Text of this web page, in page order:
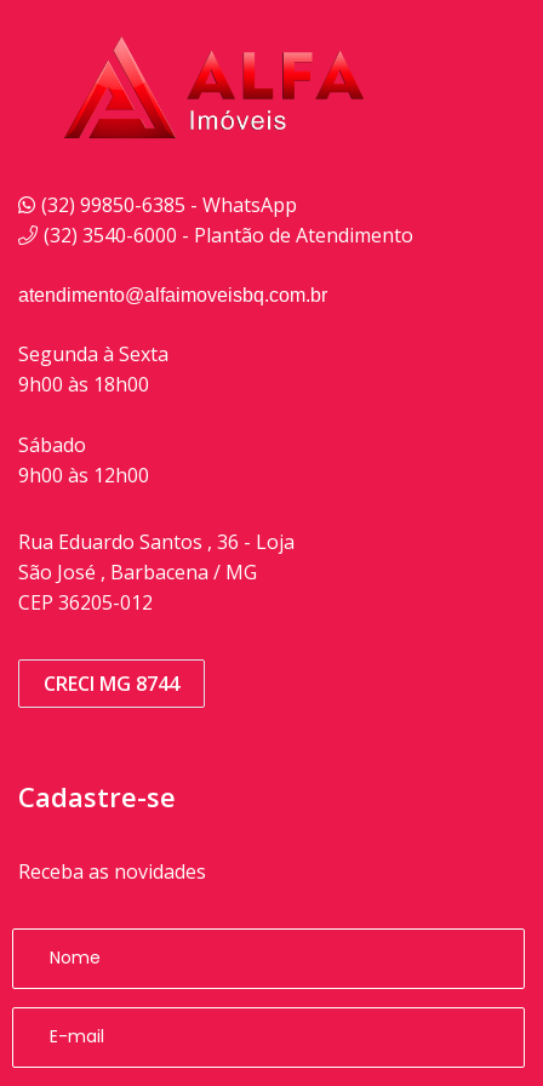
(32) 99850-6385 - WhatsApp
(32) 3540-6000 - Plantão de Atendimento
atendimento@alfaimoveisbq.com.br
Segunda à Sexta
9h00 às 18h00
Sábado
9h00 às 12h00
Rua Eduardo Santos , 36 - Loja
São José , Barbacena / MG
CEP 36205-012
CRECI MG 8744
Cadastre-se
Receba as novidades